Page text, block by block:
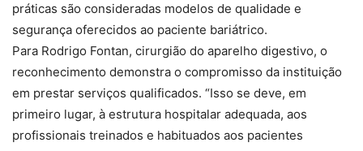
práticas são consideradas modelos de qualidade e
segurança oferecidos ao paciente bariátrico.
Para Rodrigo Fontan, cirurgião do aparelho digestivo, o
reconhecimento demonstra o compromisso da instituição
em prestar serviços qualificados. “Isso se deve, em
primeiro lugar, à estrutura hospitalar adequada, aos
profissionais treinados e habituados aos pacientes